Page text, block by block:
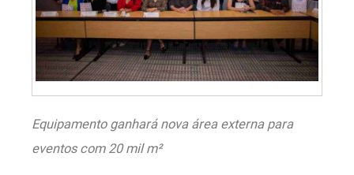
Equipamento ganhará nova área externa para
eventos com 20 mil m²